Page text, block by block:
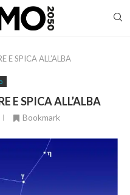
E SPICA ALL’ALBA
E SPICA ALL’ALBA
Bookmark